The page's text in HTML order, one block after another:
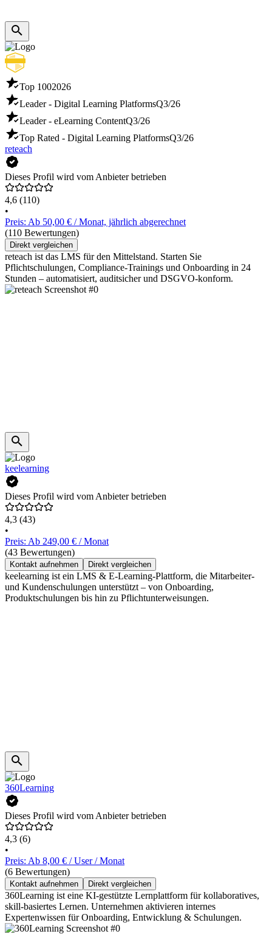
Top 1002026
Leader - Digital Learning PlatformsQ3/26
Leader - eLearning ContentQ3/26
Top Rated - Digital Learning PlatformsQ3/26
reteach
Dieses Profil wird vom Anbieter betrieben
4,6 (110)
•
Preis: Ab 50,00 € / Monat, jährlich abgerechnet
(110 Bewertungen)
Direkt vergleichen
reteach ist das LMS für den Mittelstand. Starten Sie
Pflichtschulungen, Compliance-Trainings und Onboarding in 24
Stunden – automatisiert, auditsicher und DSGVO-konform.
keelearning
Dieses Profil wird vom Anbieter betrieben
4,3 (43)
•
Preis: Ab 249,00 € / Monat
(43 Bewertungen)
Kontakt aufnehmen Direkt vergleichen
keelearning ist ein LMS & E-Learning-Plattform, die Mitarbeiter-
und Kundenschulungen unterstützt – von Onboarding,
Produktschulungen bis hin zu Pflichtunterweisungen.
360Learning
Dieses Profil wird vom Anbieter betrieben
4,3 (6)
•
Preis: Ab 8,00 € / User / Monat
(6 Bewertungen)
Kontakt aufnehmen Direkt vergleichen
360Learning ist eine KI-gestützte Lernplattform für kollaboratives,
skill-basiertes Lernen. Unternehmen aktivieren internes
Expertenwissen für Onboarding, Entwicklung & Schulungen.